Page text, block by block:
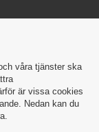
våra tjänster ska
är vissa cookies
Nedan kan du